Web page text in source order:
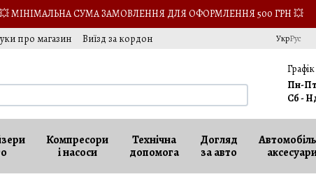
МІНІМАЛЬНА СУМА ЗАМОВЛЕННЯ ДЛЯ ОФОРМЛЕННЯ 500 ГРН 💥
про магазин
Виїзд за кордон
УкрРус
Пн-
Сб -
Компресори
і насоси
Технічна
допомога
Догляд
за авто